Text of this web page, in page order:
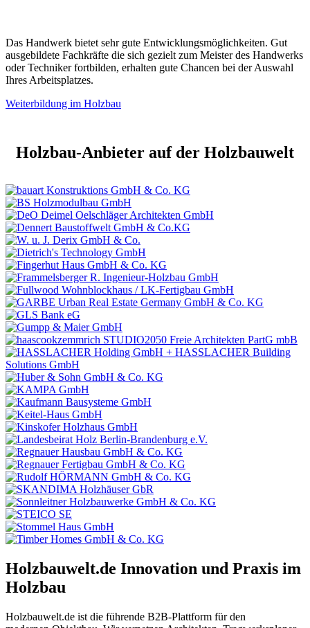
Das Handwerk bietet sehr gute Entwicklungsmöglichkeiten. Gut
ausgebildete Fachkräfte die sich gezielt zum Meister des Handwerks
oder Techniker fortbilden, erhalten gute Chancen bei der Auswahl
Ihres Arbeitsplatzes.
Weiterbildung im Holzbau
Holzbau-Anbieter auf der Holzbauwelt
Holzbauwelt.de Innovation und Praxis im
Holzbau
Holzbauwelt.de ist die führende B2B-Plattform für den